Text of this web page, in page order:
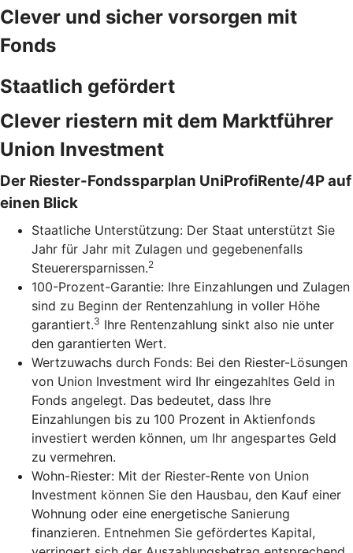
Clever und sicher vorsorgen mit
Fonds
Staatlich gefördert
Clever riestern mit dem Marktführer
Union Investment
Der Riester-Fondssparplan UniProfiRente/4P auf
einen Blick
Staatliche Unterstützung: Der Staat unterstützt Sie
Jahr für Jahr mit Zulagen und gegebenenfalls
Steuerersparnissen.2
100-Prozent-Garantie: Ihre Einzahlungen und Zulagen
sind zu Beginn der Rentenzahlung in voller Höhe
garantiert.3 Ihre Rentenzahlung sinkt also nie unter
den garantierten Wert.
Wertzuwachs durch Fonds: Bei den Riester-Lösungen
von Union Investment wird Ihr eingezahltes Geld in
Fonds angelegt. Das bedeutet, dass Ihre
Einzahlungen bis zu 100 Prozent in Aktienfonds
investiert werden können, um Ihr angespartes Geld
zu vermehren.
Wohn-Riester: Mit der Riester-Rente von Union
Investment können Sie den Hausbau, den Kauf einer
Wohnung oder eine energetische Sanierung
finanzieren. Entnehmen Sie gefördertes Kapital,